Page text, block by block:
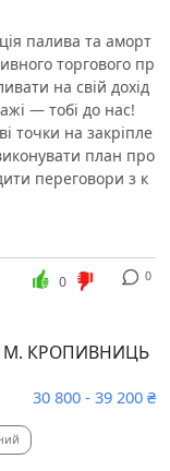
палива та аморт
торгового пр
на свій дохід
— тобі до нас!
точки на закріпле
план про
переговори з к
0
0
М. КРОПИВНИЦЬ
30 800 - 39 200 ₴